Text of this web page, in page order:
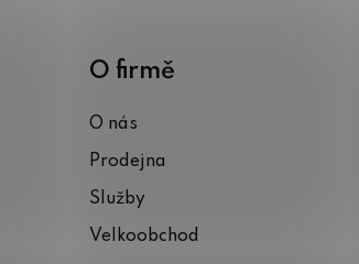
O firmě
O nás
Prodejna
Služby
Velkoobchod